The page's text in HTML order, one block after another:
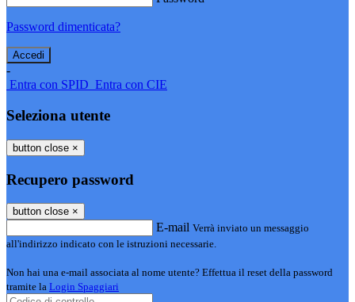
Password dimenticata?
-
Entra con SPID Entra con CIE
Seleziona utente
button close ×
Recupero password
button close ×
E-mail Verrà inviato un messaggio
all'indirizzo indicato con le istruzioni necessarie.
Non hai una e-mail associata al nome utente? Effettua il reset della password
tramite la Login Spaggiari